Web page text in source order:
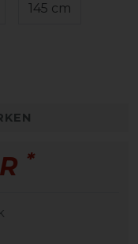
145 cm
*